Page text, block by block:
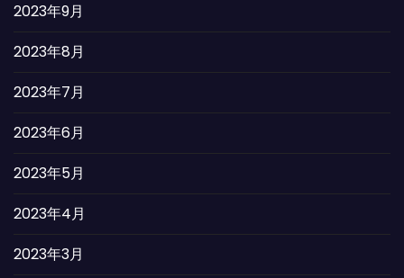
2023年9月
2023年8月
2023年7月
2023年6月
2023年5月
2023年4月
2023年3月